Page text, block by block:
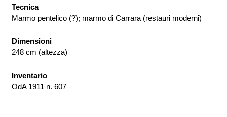
Tecnica
Marmo pentelico (?); marmo di Carrara (restauri moderni)
Dimensioni
248 cm (altezza)
Inventario
OdA 1911 n. 607